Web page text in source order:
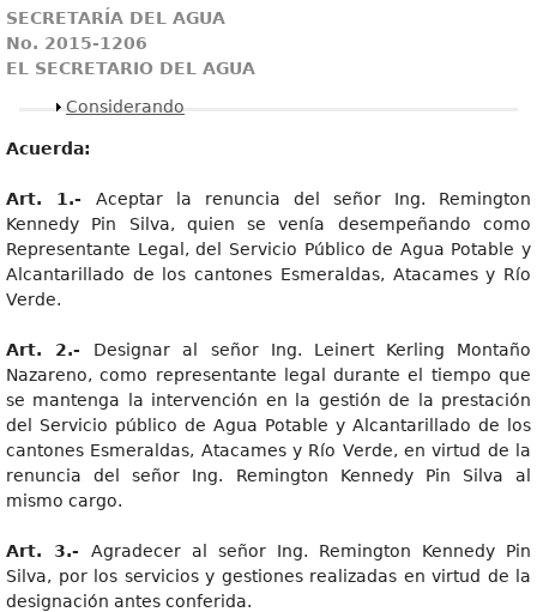
SECRETARÍA DEL AGUA
No. 2015-1206
EL SECRETARIO DEL AGUA
Mostrar
Considerando
Acuerda:
Art. 1.- Aceptar la renuncia del señor Ing. Remington
Kennedy Pin Silva, quien se venía desempeñando como
Representante Legal, del Servicio Público de Agua Potable y
Alcantarillado de los cantones Esmeraldas, Atacames y Río
Verde.
Art. 2.- Designar al señor Ing. Leinert Kerling Montaño
Nazareno, como representante legal durante el tiempo que
se mantenga la intervención en la gestión de la prestación
del Servicio público de Agua Potable y Alcantarillado de los
cantones Esmeraldas, Atacames y Río Verde, en virtud de la
renuncia del señor Ing. Remington Kennedy Pin Silva al
mismo cargo.
Art. 3.- Agradecer al señor Ing. Remington Kennedy Pin
Silva, por los servicios y gestiones realizadas en virtud de la
designación antes conferida.